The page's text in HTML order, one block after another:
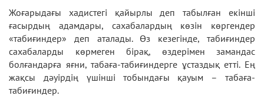
Жоғарыдағы хадистегі қайырлы деп табылған екінші
ғасырдың адамдары, сахабалардың көзін көргендер
«табиғиндер» деп аталады. Өз кезегінде, табиғиндер
сахабаларды көрмеген бірақ, өздерімен замандас
болғандарға яғни, табаға-табиғиндерге ұстаздық етті. Ең
жақсы дәуірдің үшінші тобындағы қауым – табаға-
табиғиндер.